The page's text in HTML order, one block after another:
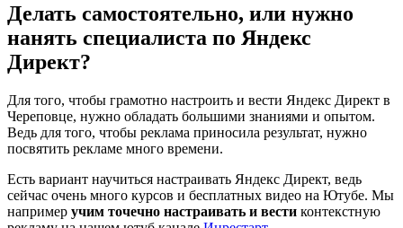
Делать самостоятельно, или нужно
нанять специалиста по Яндекс
Директ?
Для того, чтобы грамотно настроить и вести Яндекс Директ в
Череповце, нужно обладать большими знаниями и опытом.
Ведь для того, чтобы реклама приносила результат, нужно
посвятить рекламе много времени.
Есть вариант научиться настраивать Яндекс Директ, ведь
сейчас очень много курсов и бесплатных видео на Ютубе. Мы
например учим точечно настраивать и вести контекстную